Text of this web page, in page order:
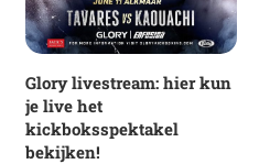
Glory livestream: hier kun
je live het
kickboksspektakel
bekijken!